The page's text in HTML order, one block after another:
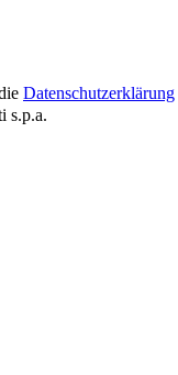
Datenschutzerklärung
s.p.a.